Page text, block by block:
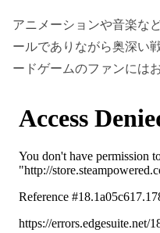
アニメーションや音楽な
ールでありながら奥深い
ードゲームのファンには